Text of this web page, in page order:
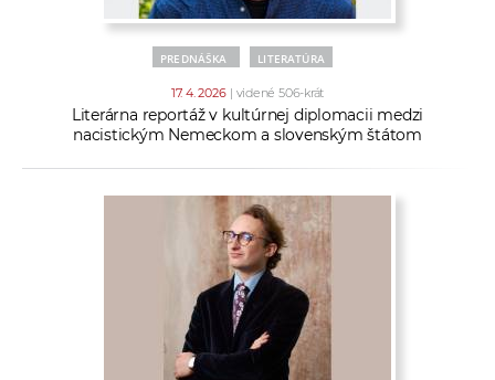
PREDNÁŠKA LITERATÚRA
17. 4. 2026 | videné 506-krát
Literárna reportáž v kultúrnej diplomacii medzi
nacistickým Nemeckom a slovenským štátom